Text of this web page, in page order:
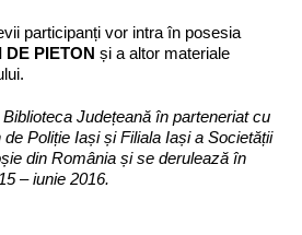
participanți vor intra în posesia
DE PIETON și a altor materiale
Județeană în parteneriat cu
Poliție Iași și Filiala Iași a Societății
din România și se derulează în
– iunie 2016.